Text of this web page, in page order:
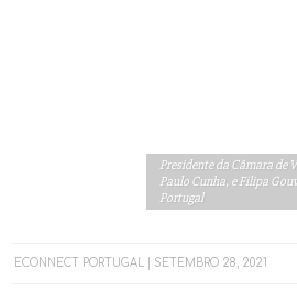
Presidente da Câmara de
Paulo Cunha, e Filipa
Portugal
ECONNECT PORTUGAL SETEMBRO 28, 2021